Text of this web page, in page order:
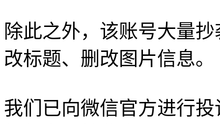
除此之外，该账号大量
改标题、删改图片信息。
我们已向微信官方进行